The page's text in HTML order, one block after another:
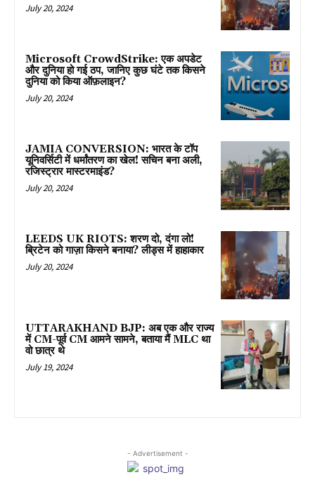
July 20, 2024
Microsoft CrowdStrike: एक अपडेट
और दुनिया हो गई ठप, जानिए कुछ घंटे तक किसने
दुनिया को किया ऑफ़लाइन?
July 20, 2024
JAMIA CONVERSION: भारत के टॉप
यूनिवर्सिटी में धर्मांतरण का खेल! सचिन बना अली,
रजिस्ट्रार मास्टरमाइंड?
July 20, 2024
LEEDS UK RIOTS: शरण दो, दंगा लो!
ब्रिटेन को गाज़ा किसने बनाया? लीड्स में हाहाकार
July 20, 2024
UTTARAKHAND BJP: अब एक और राज्य
में CM-पूर्व CM आमने सामने, बताया मैं MLC था
वो छात्र थे
July 19, 2024
- Advertisement -